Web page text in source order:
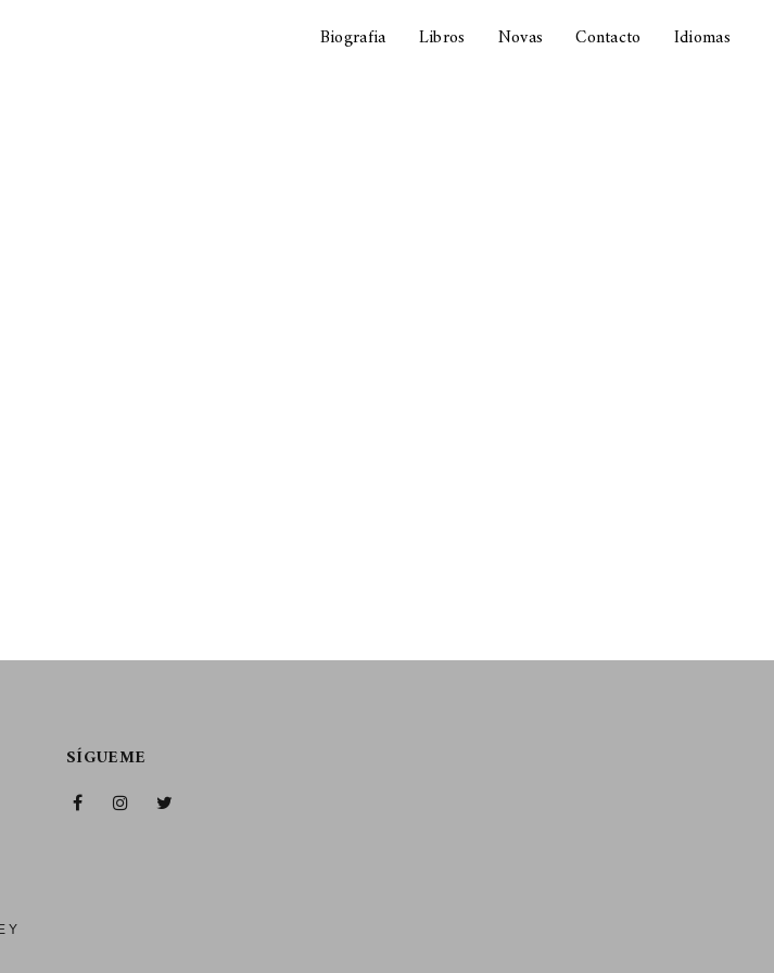
Biografia Libros Novas Contacto Idiomas
Y
SÍGUEME